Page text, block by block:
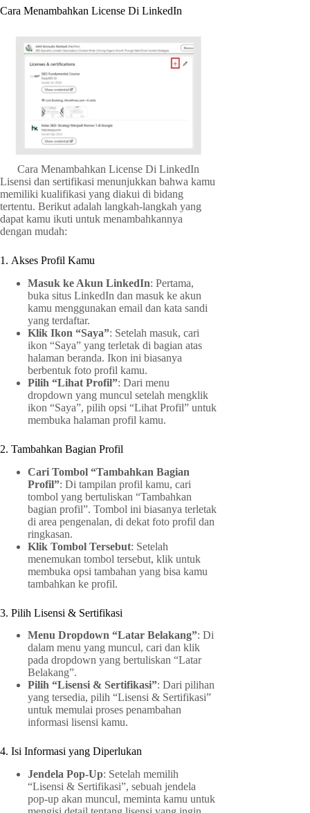
Cara Menambahkan License Di LinkedIn
Cara Menambahkan License Di LinkedIn
Lisensi dan sertifikasi menunjukkan bahwa kamu
memiliki kualifikasi yang diakui di bidang
tertentu. Berikut adalah langkah-langkah yang
dapat kamu ikuti untuk menambahkannya
dengan mudah:
1. Akses Profil Kamu
Masuk ke Akun LinkedIn: Pertama,
buka situs LinkedIn dan masuk ke akun
kamu menggunakan email dan kata sandi
yang terdaftar.
Klik Ikon “Saya”: Setelah masuk, cari
ikon “Saya” yang terletak di bagian atas
halaman beranda. Ikon ini biasanya
berbentuk foto profil kamu.
Pilih “Lihat Profil”: Dari menu
dropdown yang muncul setelah mengklik
ikon “Saya”, pilih opsi “Lihat Profil” untuk
membuka halaman profil kamu.
2. Tambahkan Bagian Profil
Cari Tombol “Tambahkan Bagian
Profil”: Di tampilan profil kamu, cari
tombol yang bertuliskan “Tambahkan
bagian profil”. Tombol ini biasanya terletak
di area pengenalan, di dekat foto profil dan
ringkasan.
Klik Tombol Tersebut: Setelah
menemukan tombol tersebut, klik untuk
membuka opsi tambahan yang bisa kamu
tambahkan ke profil.
3. Pilih Lisensi & Sertifikasi
Menu Dropdown “Latar Belakang”: Di
dalam menu yang muncul, cari dan klik
pada dropdown yang bertuliskan “Latar
Belakang”.
Pilih “Lisensi & Sertifikasi”: Dari pilihan
yang tersedia, pilih “Lisensi & Sertifikasi”
untuk memulai proses penambahan
informasi lisensi kamu.
4. Isi Informasi yang Diperlukan
Jendela Pop-Up: Setelah memilih
“Lisensi & Sertifikasi”, sebuah jendela
pop-up akan muncul, meminta kamu untuk